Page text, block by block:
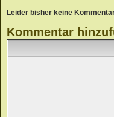
Leider bisher keine
Kommentar